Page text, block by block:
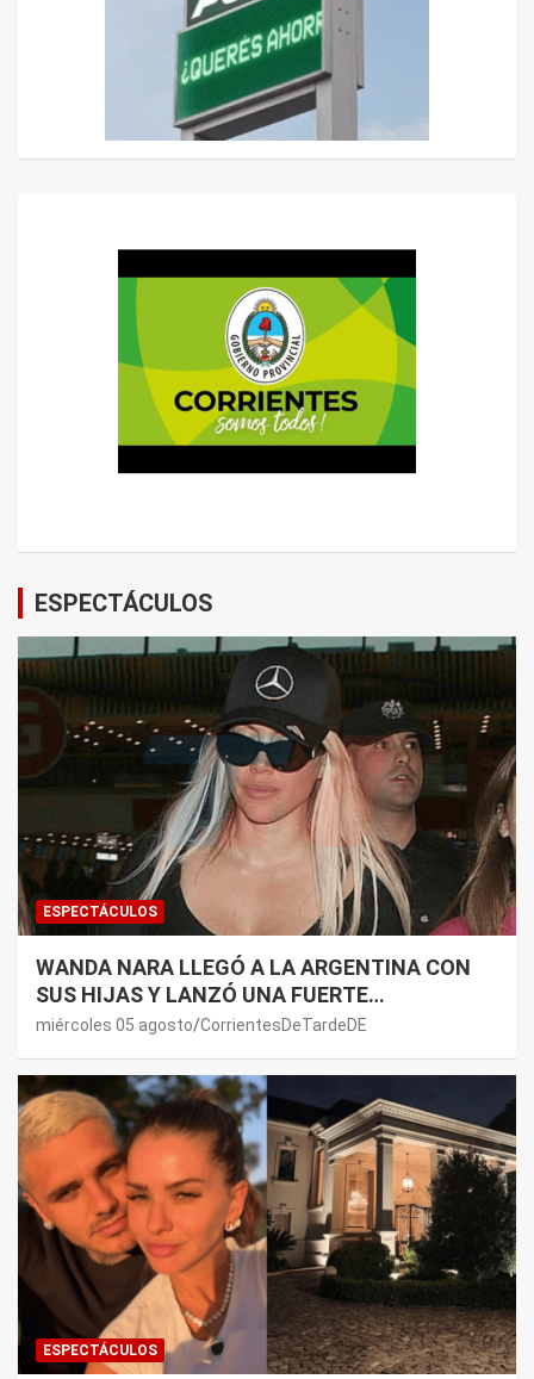
ESPECTÁCULOS
ESPECTÁCULOS
WANDA NARA LLEGÓ A LA ARGENTINA CON
SUS HIJAS Y LANZÓ UNA FUERTE
PREMONICIÓN SOBRE MAURO ICARDI
miércoles 05 agosto CorrientesDeTardeDE
ESPECTÁCULOS